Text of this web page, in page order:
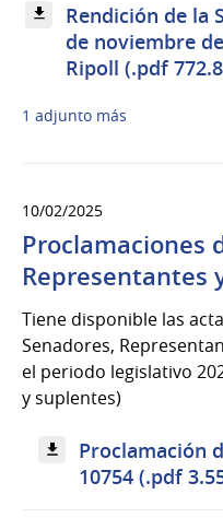
Rendición de la
de noviembre
Ripoll (.pdf
1 adjunto más
10/02/2025
Proclamaciones
Representantes
Tiene disponible las
Senadores,
el periodo legislativo
y suplentes)
Proclamación
10754 (.pdf